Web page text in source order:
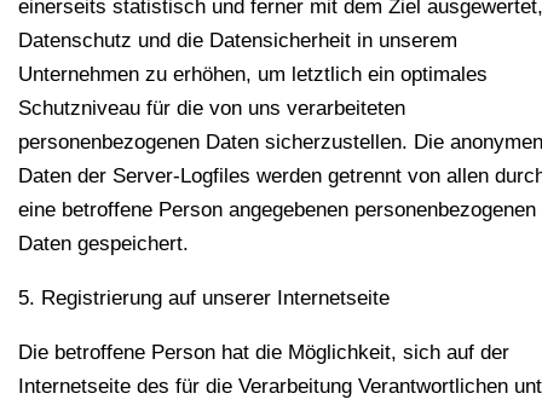
einerseits statistisch und ferner mit dem Ziel
Datenschutz und die Datensicherheit in unserem
Unternehmen zu erhöhen, um letztlich ein optimales
Schutzniveau für die von uns verarbeiteten
personenbezogenen Daten sicherzustellen. Die anonymen
Daten der Server-Logfiles werden getrennt von allen
eine betroffene Person angegebenen personenbezogenen
Daten gespeichert.
5. Registrierung auf unserer Internetseite
Die betroffene Person hat die Möglichkeit, sich auf der
Internetseite des für die Verarbeitung Verantwortlichen